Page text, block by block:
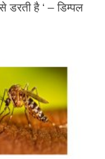
डरती है ‘ – डिम्पल